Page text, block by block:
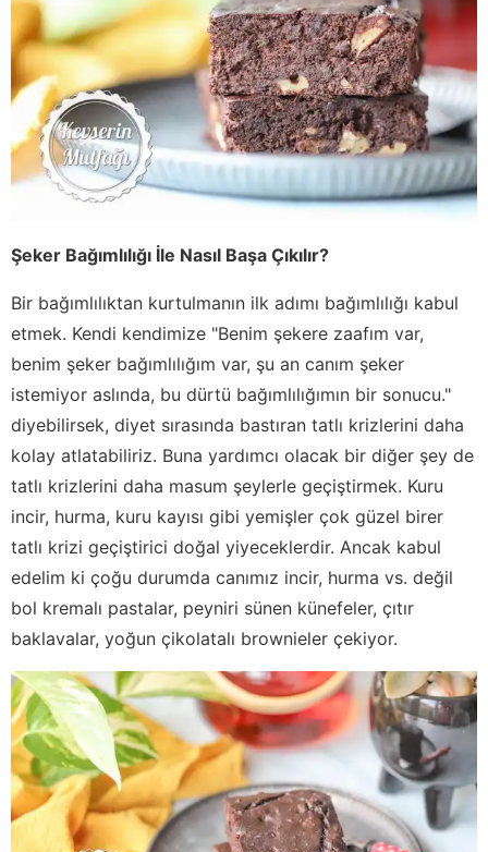
Şeker Bağımlılığı İle Nasıl Başa Çıkılır?
Bir bağımlılıktan kurtulmanın ilk adımı bağımlılığı kabul
etmek. Kendi kendimize "Benim şekere zaafım var,
benim şeker bağımlılığım var, şu an canım şeker
istemiyor aslında, bu dürtü bağımlılığımın bir sonucu."
diyebilirsek, diyet sırasında bastıran tatlı krizlerini daha
kolay atlatabiliriz. Buna yardımcı olacak bir diğer şey de
tatlı krizlerini daha masum şeylerle geçiştirmek. Kuru
incir, hurma, kuru kayısı gibi yemişler çok güzel birer
tatlı krizi geçiştirici doğal yiyeceklerdir. Ancak kabul
edelim ki çoğu durumda canımız incir, hurma vs. değil
bol kremalı pastalar, peyniri sünen künefeler, çıtır
baklavalar, yoğun çikolatalı brownieler çekiyor.